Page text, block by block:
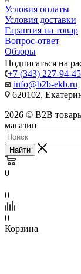
Условия оплаты
Условия доставки
Гарантия на товар
Вопрос-ответ
Обзоры
Подписаться на
+7 (343) 227-94-45
info@b2b-ekb.ru
620102,
2026 © B2B
магазин
Найти
0
0
0
Корзина